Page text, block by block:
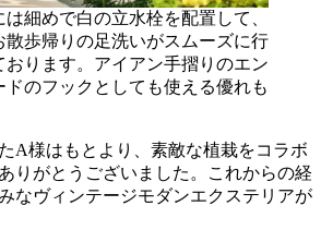
細めで白の立水栓を配置して、
散歩帰りの足洗いがスムーズに行
おります。アイアン手摺りのエン
ドのフックとしても使える優れも
A様はもとより、素敵な植栽をコラボ
りがとうございました。これからの経
なヴィンテージモダンエクステリアが